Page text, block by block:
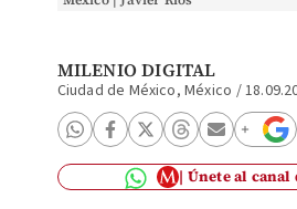
MILENIO DIGITAL
Ciudad de México, México /
Únete al canal